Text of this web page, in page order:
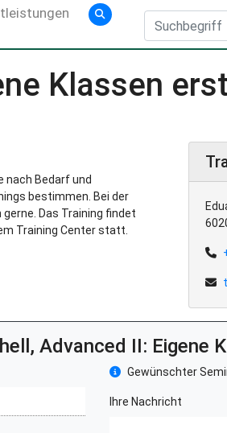
Klassen
nach Bedarf und
bestimmen. Bei der
Das Training findet
Training Center statt.
Advanced II: Eigene
Gewünschter
Ihre Nachricht